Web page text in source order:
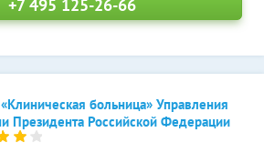
+7 495 125-26-66
больница» Управления
Президента Российской Федерации